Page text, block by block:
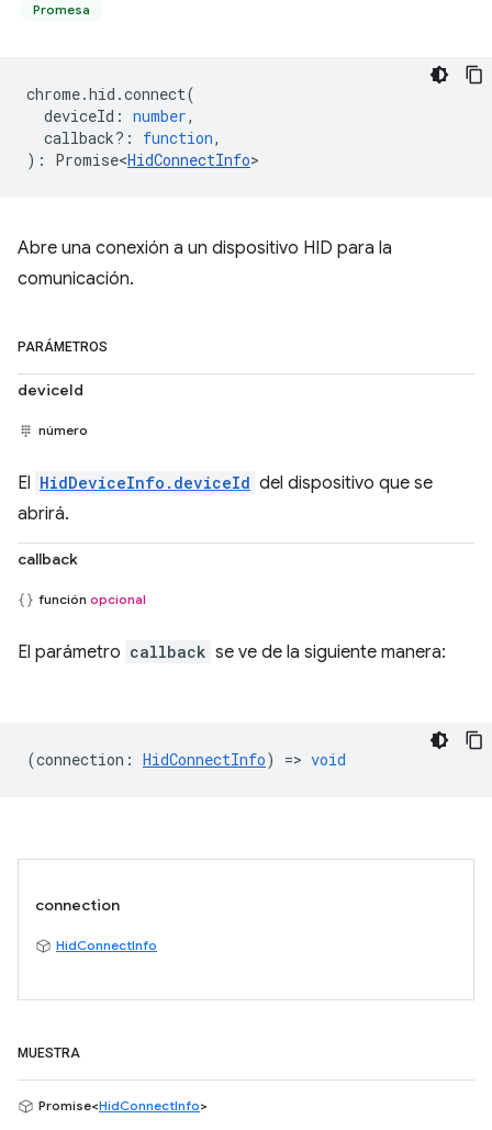
Promesa
chrome.hid .connect(
deviceId : number,
callback? : function,
) : Promise<HidConnectInfo>
Abre una conexión a un dispositivo HID para la
comunicación.
PARÁMETROS
deviceId
número
El HidDeviceInfo.deviceId del dispositivo que se
abrirá.
callback
función opcional
El parámetro callback se ve de la siguiente manera:
(connection : HidConnectInfo) => void
connection
HidConnectInfo
MUESTRA
Promise<HidConnectInfo>